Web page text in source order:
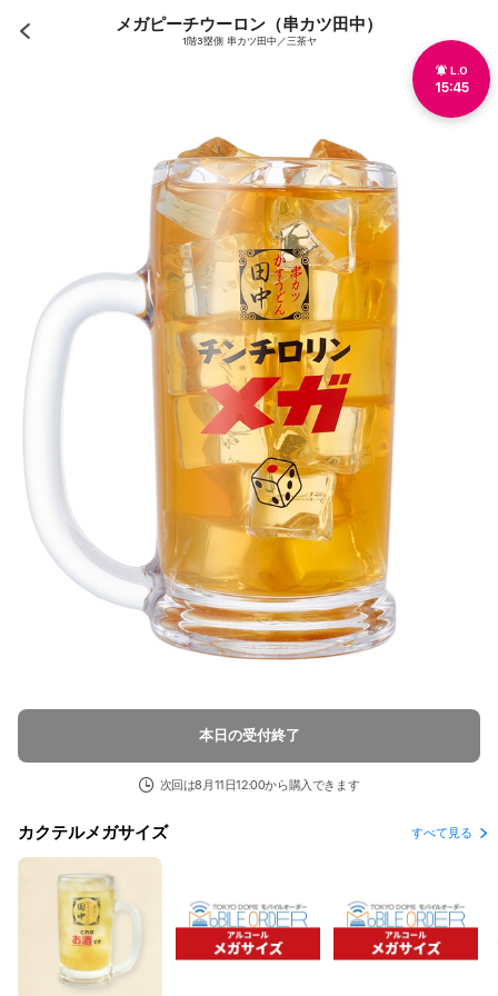
メガピーチウーロン（串カツ田中）
1階3塁側 串カツ田中／三茶ヤ
L.O
15:45
本日の受付終了
次回は8月11日12:00から購入できます
カクテルメガサイズ すべて見る